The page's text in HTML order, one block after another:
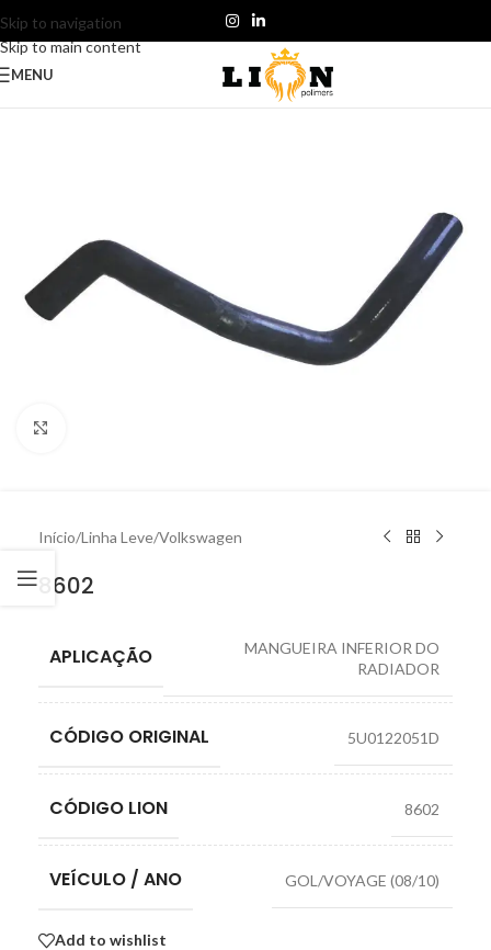
Skip to navigation
Skip to main content
MENU
Início/Linha Leve/Volkswagen
8602
APLICAÇÃO
MANGUEIRA INFERIOR DO
RADIADOR
CÓDIGO ORIGINAL 5U0122051D
CÓDIGO LION 8602
VEÍCULO / ANO GOL/VOYAGE (08/10)
Add to wishlist